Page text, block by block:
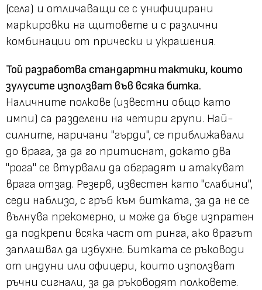
(села) и отличаващи се с унифицирани
маркировки на щитовете и с различни
комбинации от прически и украшения.
Той разработва стандартни тактики, които
зулусите използват във всяка битка.
Наличните полкове (известни общо като
импи) са разделени на четири групи. Най-
силните, наричани "гърди", се приближавали
до врага, за да го притиснат, докато два
"рога" се втурвали да обградят и атакуват
врага отзад. Резерв, известен като "слабини",
седи наблизо, с гръб към битката, за да не се
вълнува прекомерно, и може да бъде изпратен
да подкрепи всяка част от ринга, ако врагът
заплашвал да избухне. Битката се ръководи
от индуни или офицери, които използват
ръчни сигнали, за да ръководят полковете.